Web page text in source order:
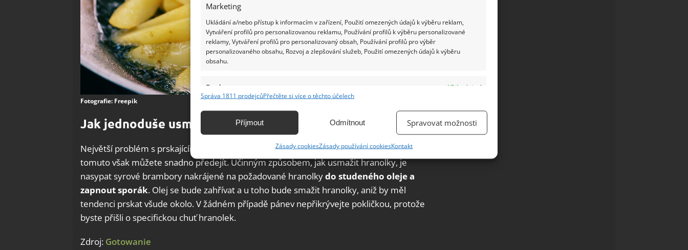
Marketing
Ukládání a/nebo přístup k informacím v zařízení, Použití omezených údajů k výběru reklam,
Vytváření profilů pro personalizovanou reklamu, Používání profilů k výběru personalizované
reklamy, Vytváření profilů pro personalizovaný obsah, Používání profilů pro výběr
personalizovaného obsahu, Rozvoj a zlepšování služeb, Použití omezených údajů k výběru
obsahu.
Funkce
Vždy aktivní
Identifikace zařízení na základě automaticky přenášených informací.
základě aktivně vyžádaných informací.
Zajištění bezpečnosti, předcházení a zjišťování podvodů a
odstraňování chyb, Poskytování a zobrazování reklamy a obsahu,
Ukládání a sdělování voleb ochrany osobních údajů.
Správa 1811 prodejcůPřečtěte si více o těchto účelech
Příjmout Odmítnout Spravovat možnosti
Zásady cookiesZásady používání cookiesKontakt
Fotografie: Freepik
Jak jednoduše usmažit hranolky
Největší problém s prskajícím olejem může být při smažení brambor na hranolky. I
tomuto však můžete snadno předejít. Účinným způsobem, jak usmažit hranolky, je
nasypat syrové brambory nakrájené na požadované hranolkydo studeného oleje a
zapnout sporák. Olej se bude zahřívat a u toho bude smažit hranolky, aniž by měl
tendenci prskat všude okolo. V žádném případě pánev nepřikrývejte pokličkou, protože
byste přišli o specifickou chuť hranolek.
Zdroj: Gotowanie